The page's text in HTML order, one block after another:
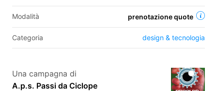
Modalità prenotazione quote
Categoria design & tecnologia
Una campagna di
A.p.s. Passi da Ciclope